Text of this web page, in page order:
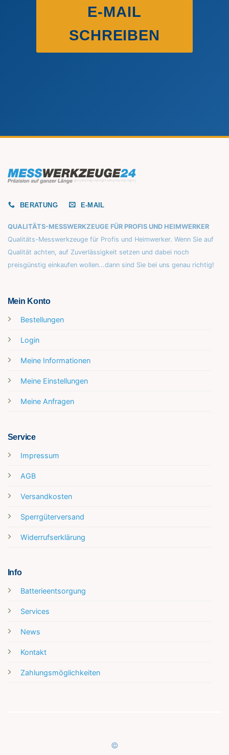
E-MAIL
SCHREIBEN
BERATUNG E-MAIL
QUALITÄTS-MESSWERKZEUGE FÜR PROFIS UND HEIMWERKER
Qualitäts-Messwerkzeuge für Profis und Heimwerker. Wenn Sie auf
Qualität achten, auf Zuverlässigkeit setzen und dabei noch
preisgünstig einkaufen wollen...dann sind Sie bei uns genau richtig!
Mein Konto
Bestellungen
Login
Meine Informationen
Meine Einstellungen
Meine Anfragen
Service
Impressum
AGB
Versandkosten
Sperrgüterversand
Widerrufserklärung
Info
Batterieentsorgung
Services
News
Kontakt
Zahlungsmöglichkeiten
©